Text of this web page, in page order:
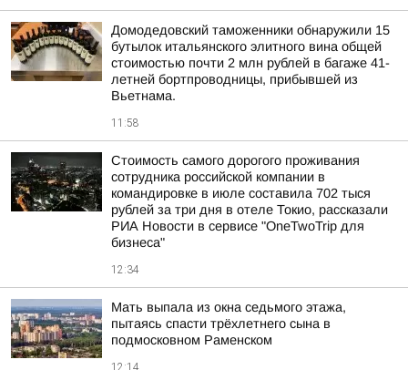
Домодедовский таможенники обнаружили 15
бутылок итальянского элитного вина общей
стоимостью почти 2 млн рублей в багаже 41-
летней бортпроводницы, прибывшей из
Вьетнама.
11:58
Стоимость самого дорогого проживания
сотрудника российской компании в
командировке в июле составила 702 тыся
рублей за три дня в отеле Токио, рассказали
РИА Новости в сервисе "OneTwoTrip для
бизнеса"
12:34
Мать выпала из окна седьмого этажа,
пытаясь спасти трёхлетнего сына в
подмосковном Раменском
12:14